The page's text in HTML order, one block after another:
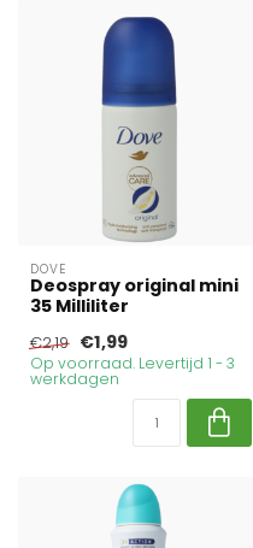
DOVE
Deospray original mini
35 Milliliter
€2,19 €1,99
Op voorraad. Levertijd 1 - 3
werkdagen